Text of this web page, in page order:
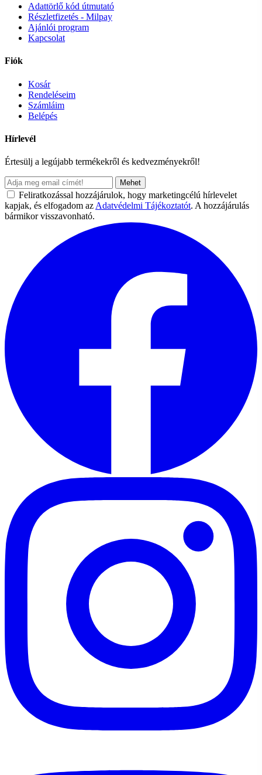
Adattörlő kód útmutató
Részletfizetés - Milpay
Ajánlói program
Kapcsolat
Fiók
Kosár
Rendeléseim
Számláim
Belépés
Hírlevél
Értesülj a legújabb termékekről és kedvezményekről!
Mehet
Feliratkozással hozzájárulok, hogy marketingcélú hírlevelet
kapjak, és elfogadom az Adatvédelmi Tájékoztatót. A hozzájárulás
bármikor visszavonható.